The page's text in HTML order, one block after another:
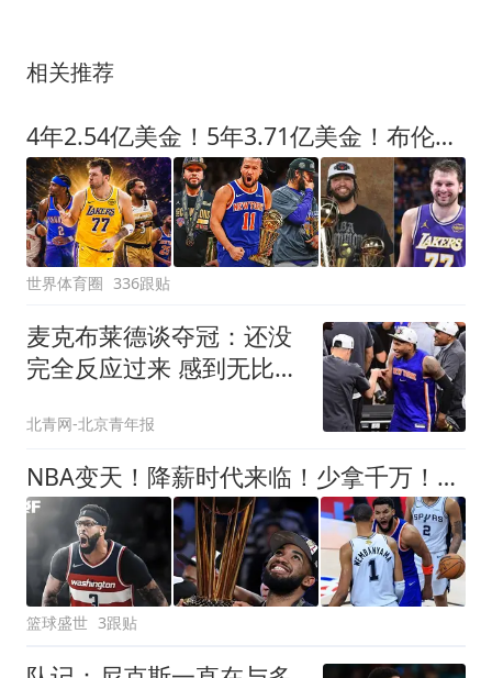
相关推荐
4年2.54亿美金！5年3.71亿美金！布伦森步步为营，东契奇没有退路
世界体育圈 336跟贴
麦克布莱德谈夺冠：还没
完全反应过来 感到无比感
北青网-北京青年报
NBA变天！降薪时代来临！少拿千万！他们该认命吗？
篮球盛世 3跟贴